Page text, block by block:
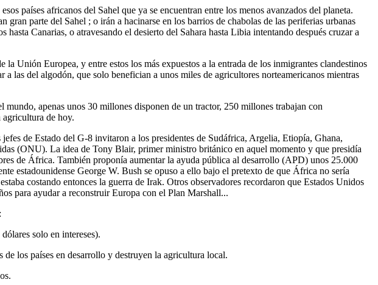
países africanos del Sahel que ya se encuentran entre los menos avanzados del planeta.
parte del Sahel ; o irán a hacinarse en los barrios de chabolas de las periferias urbanas
Canarias, o atravesando el desierto del Sahara hasta Libia intentando después cruzar a
Unión Europea, y entre estos los más expuestos a la entrada de los inmigrantes clandestinos
las del algodón, que solo benefician a unos miles de agricultores norteamericanos mientras
apenas unos 30 millones disponen de un tractor, 250 millones trabajan con
de hoy.
de Estado del G-8 invitaron a los presidentes de Sudáfrica, Argelia, Etiopía, Ghana,
(ONU). La idea de Tony Blair, primer ministro británico en aquel momento y que presidía
de África. También proponía aumentar la ayuda pública al desarrollo (APD) unos 25.000
estadounidense George W. Bush se opuso a ello bajo el pretexto de que África no sería
costando entonces la guerra de Irak. Otros observadores recordaron que Estados Unidos
para ayudar a reconstruir Europa con el Plan Marshall...
solo en intereses).
los países en desarrollo y destruyen la agricultura local.